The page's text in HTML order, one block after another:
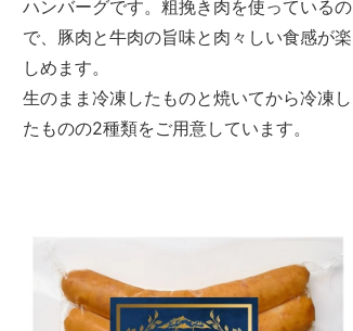
ハンバーグです。粗挽き肉を使っているの
で、豚肉と牛肉の旨味と肉々しい食感が楽
しめます。
生のまま冷凍したものと焼いてから冷凍し
たものの2種類をご用意しています。